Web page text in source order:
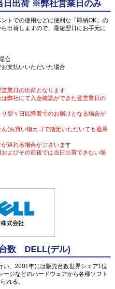
日出荷 ※弊社営業日のみ
トでの使用などに便利な「即納OK」の
出荷しますので、最短翌日にお手元に
合
支払いいただいた場合
業日の出荷となります
弊社にて入金確認ができた翌営業日の
翌々日以降着でのお届けとなる場合が
(お買い物カゴで指定いただいても適用
遅れる場合がございます
よびその前後では当日出荷できない場
数 DELL(デル)
い、2001年には販売台数世界シェア1位
ジなどのハードウェアから各種ソフト
れる。